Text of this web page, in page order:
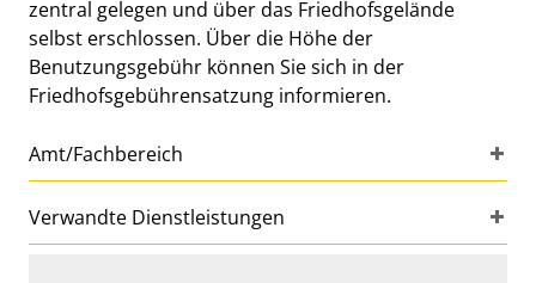
zentral gelegen und über das Friedhofsgelände
selbst erschlossen. Über die Höhe der
Benutzungsgebühr können Sie sich in der
Friedhofsgebührensatzung informieren.
Amt/Fachbereich
Verwandte Dienstleistungen